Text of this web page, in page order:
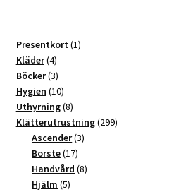
e
r
n
a
t
i
v
e
Presentkort 11
Kläder 44
produkter
Böcker 33
produkter
Hygien 1010
produkter
Uthyrning 88
produkter
Klätterutrustning 299299
Ascender 33
Borste 1717
produkter
Handvård 88
Hjälm 55